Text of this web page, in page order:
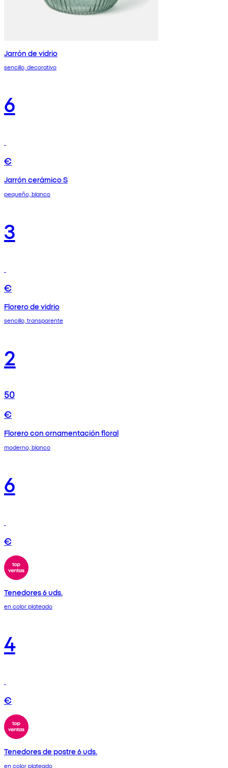
Jarrón de vidrio
sencillo, decorativo
6
€
Jarrón cerámico S
pequeño, blanco
3
€
Florero de vidrio
sencillo, transparente
2
50
€
Florero con ornamentación floral
moderno, blanco
6
€
Tenedores 6 uds.
en color plateado
4
€
Tenedores de postre 6 uds.
en color plateado